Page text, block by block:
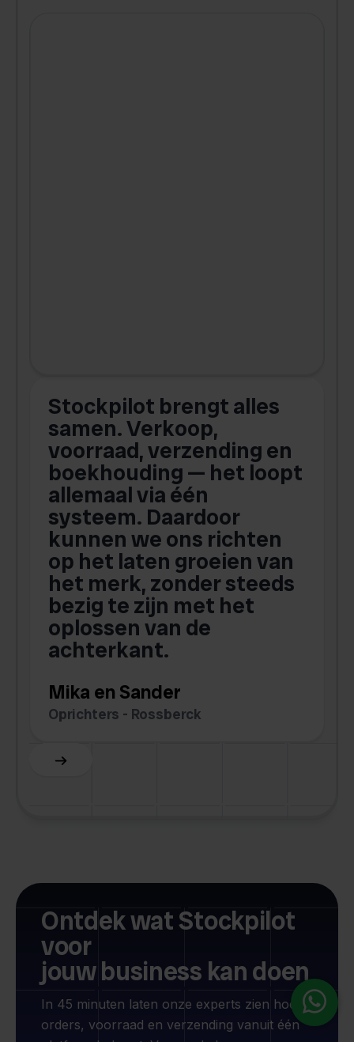
Stockpilot brengt alles
samen. Verkoop,
voorraad, verzending en
boekhouding — het loopt
allemaal via één
systeem. Daardoor
kunnen we ons richten
op het laten groeien van
het merk, zonder steeds
bezig te zijn met het
oplossen van de
achterkant.
Mika en Sander
Oprichters - Rossberck
Slide 4 of 6.
Ontdek wat Stockpilot
voor
jouw business kan doen
In 45 minuten laten onze experts zien hoe je
orders, voorraad en verzending vanuit één